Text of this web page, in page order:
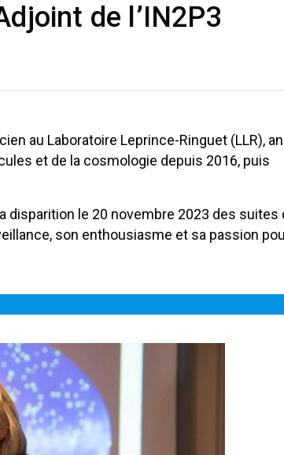
de l’IN2P3
au Laboratoire Leprince-Ringuet (LLR),
et de la cosmologie depuis 2016, puis
disparition le 20 novembre 2023 des suites
son enthousiasme et sa passion